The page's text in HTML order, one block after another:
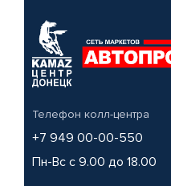
Телефон колл-центра
+7 949 00-00-550
Пн-Вс с 9.00 до 18.00